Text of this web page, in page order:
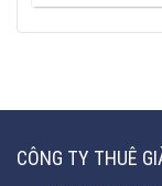
CÔNG TY THUÊ